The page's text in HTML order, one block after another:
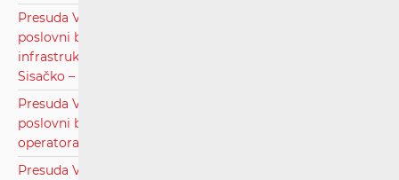
Presuda Visokog upravnog suda Republike Hrvatske,
poslovni broj: UsII-241/2019, radi utvrđivanja
infrastrukturnog operatora i naknade za pravo puta (ŽUC
Sisačko – moslavačke županije).pdf
Presuda Visokog upravnog suda Republike Hrvatske,
poslovni broj: UsII-218/2019, radi rješavanja spora između
operatora.pdf
Presuda Visokog upravnog suda Republike Hrvatske,